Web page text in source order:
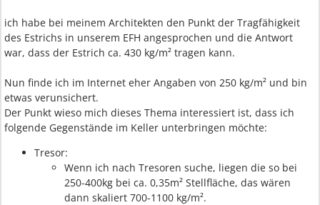
ich habe bei meinem Architekten den Punkt der Tragfähigkeit
des Estrichs in unserem EFH angesprochen und die Antwort
war, dass der Estrich ca. 430 kg/m² tragen kann.
Nun finde ich im Internet eher Angaben von 250 kg/m² und bin
etwas verunsichert.
Der Punkt wieso mich dieses Thema interessiert ist, dass ich
folgende Gegenstände im Keller unterbringen möchte:
Tresor:
Wenn ich nach Tresoren suche, liegen die so bei
250-400kg bei ca. 0,35m² Stellfläche, das wären
dann skaliert 700-1100 kg/m².